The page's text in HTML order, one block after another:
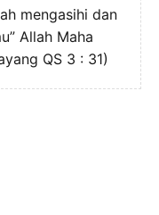
mengasihi dan
Allah Maha
QS 3 : 31)